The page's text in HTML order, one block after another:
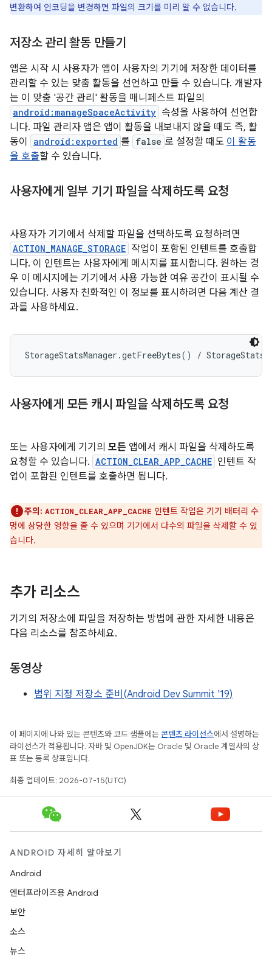
변환하여 인코딩을 변경하면 파일의 크기를 미리 알 수 없습니다.
저장소 관리 활동 만들기
앱은 시작 시 사용자가 앱이 사용자의 기기에 저장한 데이터를
관리할 수 있는 맞춤 활동을 선언하고 만들 수 있습니다. 개발자
는 이 맞춤 '공간 관리' 활동을 매니페스트 파일의
android:manageSpaceActivity 속성을 사용하여 선언합
니다. 파일 관리자 앱은 앱이 활동을 내보내지 않을 때도 즉, 활
동이
android:exported 를 false 로 설정할 때도 이 활동
을 호출할 수 있습니다.
사용자에게 일부 기기 파일을 삭제하도록 요청
사용자가 기기에서 삭제할 파일을 선택하도록 요청하려면
ACTION_MANAGE_STORAGE 작업이 포함된 인텐트를 호출합
니다. 이 인텐트는 사용자에게 메시지를 표시합니다. 원하는 경
우 이 메시지에는 기기에서 사용 가능한 여유 공간이 표시될 수
있습니다. 사용자 친화적인 이 정보를 표시하려면 다음 계산 결
과를 사용하세요.
사용자에게 모든 캐시 파일을 삭제하도록 요청
또는 사용자에게 기기의 모든 앱에서 캐시 파일을 삭제하도록
요청할 수 있습니다. ACTION_CLEAR_APP_CACHE 인텐트 작
업이 포함된 인텐트를 호출하면 됩니다.
주의: ACTION_CLEAR_APP_CACHE 인텐트 작업은 기기 배터리 수
명에 상당한 영향을 줄 수 있으며 기기에서 다수의 파일을 삭제할 수 있
습니다.
추가 리소스
기기의 저장소에 파일을 저장하는 방법에 관한 자세한 내용은
다음 리소스를 참조하세요.
동영상
범위 지정 저장소 준비(Android Dev Summit '19)
이 페이지에 나와 있는 콘텐츠와 코드 샘플에는 콘텐츠 라이선스에서 설명하는
라이선스가 적용됩니다. 자바 및 OpenJDK는 Oracle 및 Oracle 계열사의 상
표 또는 등록 상표입니다.
최종 업데이트: 2026-07-15(UTC)
ANDROID 자세히 알아보기
Android
엔터프라이즈용 Android
보안
소스
뉴스